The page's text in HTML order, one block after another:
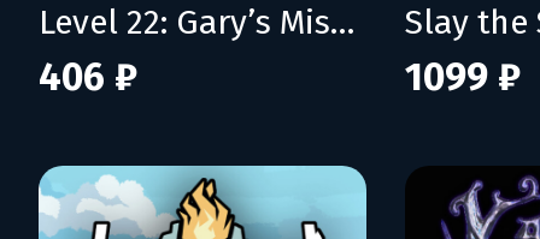
Level 22: Gary’s Misadventure
406 ₽
Slay the
1099 ₽